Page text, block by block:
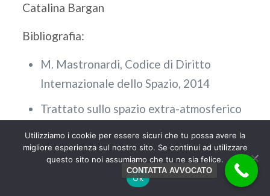
Catalina Bargan
Bibliografia:
M. Mastronardi, Codice di Diritto
Internazionale dello Spazio, 2014
Trattato sullo spazio extra-atmosferico
Accordo sulla Luna (1979)
Convenzione sulla registrazione degli
CONTATTA AVVOCATO
Utilizziamo i cookie per essere sicuri che tu possa avere la
migliore esperienza sul nostro sito. Se continui ad utilizzare
questo sito noi assumiamo che tu ne sia felice.
Ok